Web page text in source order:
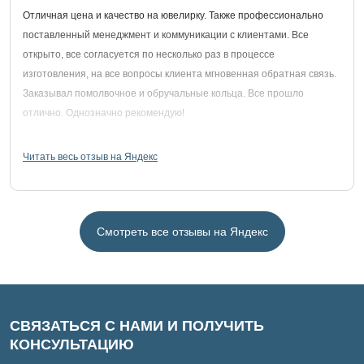
Отличная цена и качество на ювелирку. Также профессионально
поставленный менеджмент и коммуникации с клиентами. Все
открыто, все согласуется по несколько раз в процессе
изготовления, на все вопросы клиента мгновенная обратная связь.
Заказывал помолвочное и обручальные кольца. Все прошло
отлично. Однозначно рекомендую!
Читать весь отзыв на Яндекс
Смотреть все отзывы на Яндекс
СВЯЗАТЬСЯ С НАМИ И ПОЛУЧИТЬ
КОНСУЛЬТАЦИЮ